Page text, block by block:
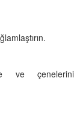
ve çenelerini